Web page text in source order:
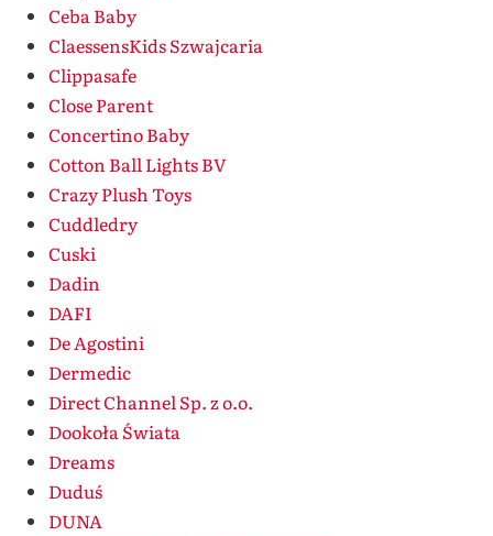
Ceba Baby
ClaessensKids Szwajcaria
Clippasafe
Close Parent
Concertino Baby
Cotton Ball Lights BV
Crazy Plush Toys
Cuddledry
Cuski
Dadin
DAFI
De Agostini
Dermedic
Direct Channel Sp. z o.o.
Dookoła Świata
Dreams
Duduś
DUNA